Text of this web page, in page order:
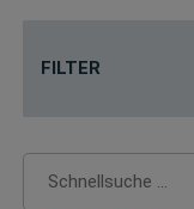
FILTER